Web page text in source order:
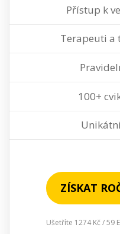
Přístup k
Terapeuti a
100+
ZÍSKAT
Ušetříte 1274 Kč / 59